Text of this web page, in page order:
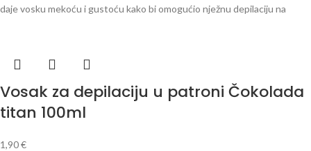
daje vosku mekoću i gustoću kako bi omogućio nježnu depilaciju na
Vosak za depilaciju u patroni Čokolada
titan 100ml
1,90€